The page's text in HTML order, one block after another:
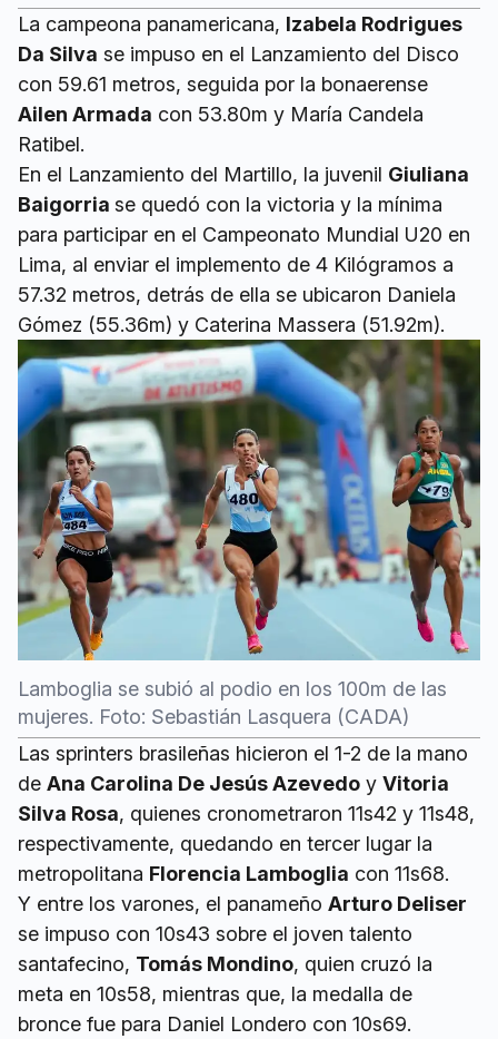
La campeona panamericana, Izabela Rodrigues
Da Silva se impuso en el Lanzamiento del Disco
con 59.61 metros, seguida por la bonaerense
Ailen Armada con 53.80m y María Candela
Ratibel.
En el Lanzamiento del Martillo, la juvenil Giuliana
Baigorria se quedó con la victoria y la mínima
para participar en el Campeonato Mundial U20 en
Lima, al enviar el implemento de 4 Kilógramos a
57.32 metros, detrás de ella se ubicaron Daniela
Gómez (55.36m) y Caterina Massera (51.92m).
Lamboglia se subió al podio en los 100m de las
mujeres. Foto: Sebastián Lasquera (CADA)
Las sprinters brasileñas hicieron el 1-2 de la mano
de Ana Carolina De Jesús Azevedo y Vitoria
Silva Rosa, quienes cronometraron 11s42 y 11s48,
respectivamente, quedando en tercer lugar la
metropolitana Florencia Lamboglia con 11s68.
Y entre los varones, el panameño Arturo Deliser
se impuso con 10s43 sobre el joven talento
santafecino, Tomás Mondino, quien cruzó la
meta en 10s58, mientras que, la medalla de
bronce fue para Daniel Londero con 10s69.